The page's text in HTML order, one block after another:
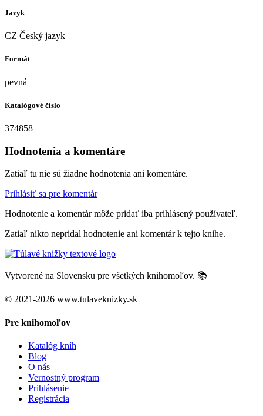
Jazyk
CZ Český jazyk
Formát
pevná
Katalógové číslo
374858
Hodnotenia a komentáre
Zatiaľ tu nie sú žiadne hodnotenia ani komentáre.
Prihlásiť sa pre komentár
Hodnotenie a komentár môže pridať iba prihlásený používateľ.
Zatiaľ nikto nepridal hodnotenie ani komentár k tejto knihe.
Vytvorené na Slovensku pre všetkých knihomoľov. 📚
© 2021-2026 www.tulaveknizky.sk
Pre knihomoľov
Katalóg kníh
Blog
O nás
Vernostný program
Prihlásenie
Registrácia